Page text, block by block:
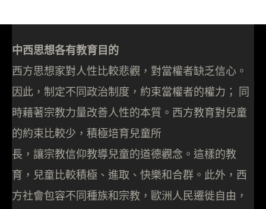
中西思想各有教育目的
西方思想家對人性比較悲觀，對當權者缺乏信心。
因此，制定不同政治制度，約束當權者的權力； 同
時藉著宗教力量改善人性的本質。西方教育對兒童
的約束比較少，積極培育兒童所
長，讓宗教信仰教導兒童的道德觀念。這樣的教
育，兒童比較積極、進取、快樂和合群。此外，西
方社會包容不同種族和宗教，歐洲人民遷徙自由，